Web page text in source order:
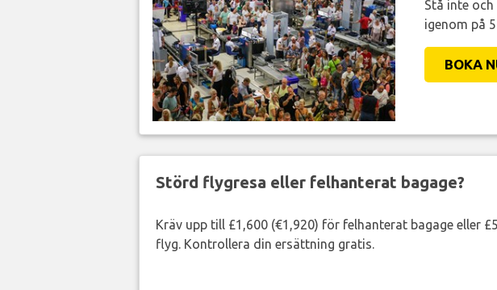
Stå inte
igenom på
BOKA
Störd flygresa eller felhanterat bagage?
Kräv upp till £1,600 (€1,920) för felhanterat bagage eller
flyg. Kontrollera din ersättning gratis.